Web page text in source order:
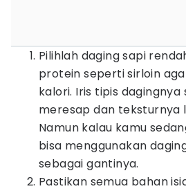
Pilihlah daging sapi
protein seperti sirloin
kalori. Iris tipis
meresap dan teksturnya
Namun kalau kamu
bisa menggunakan
sebagai gantinya.
Pastikan semua bahan